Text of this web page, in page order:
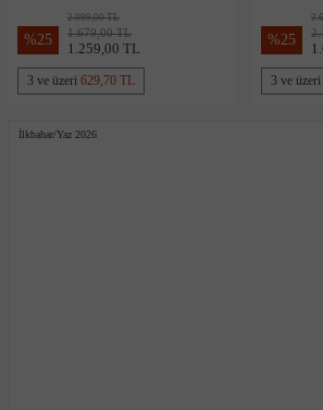
%25
2.099,00 TL
1.679,00 TL
1.259,00 TL
3 ve üzeri 629,70 TL
%25
3 ve üzeri
İlkbahar/Yaz 2026